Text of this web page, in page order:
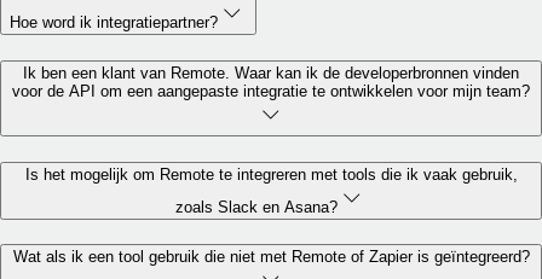
Hoe word ik integratiepartner?
Ik ben een klant van Remote. Waar kan ik de developerbronnen vinden
voor de API om een aangepaste integratie te ontwikkelen voor mijn team?
Is het mogelijk om Remote te integreren met tools die ik vaak gebruik,
zoals Slack en Asana?
Wat als ik een tool gebruik die niet met Remote of Zapier is geïntegreerd?